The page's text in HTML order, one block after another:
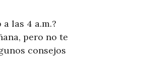
las 4 a.m.?
pero no te
consejos